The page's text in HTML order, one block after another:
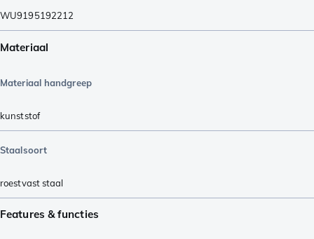
WU9195192212
Materiaal
Materiaal handgreep
kunststof
Staalsoort
roestvast staal
Features & functies